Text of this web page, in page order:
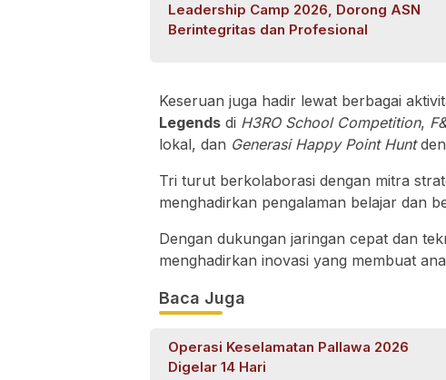
Leadership Camp 2026, Dorong ASN
Berintegritas dan Profesional
Keseruan juga hadir lewat berbagai
Legends di H3RO School Competition,
lokal, dan Generasi Happy Point Hunt
Tri turut berkolaborasi dengan mitra
menghadirkan pengalaman belajar dan
Dengan dukungan jaringan cepat dan
menghadirkan inovasi yang membuat
Baca Juga
Operasi Keselamatan Pallawa 2026
Digelar 14 Hari